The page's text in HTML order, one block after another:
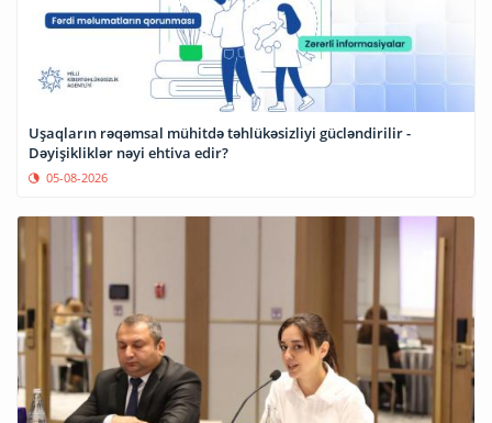
Uşaqların rəqəmsal mühitdə təhlükəsizliyi gücləndirilir -
Dəyişikliklər nəyi ehtiva edir?
05-08-2026